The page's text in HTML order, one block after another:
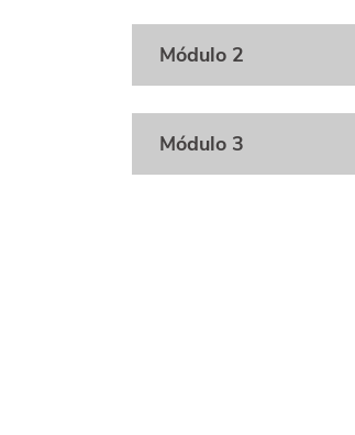
Módulo 2
Módulo 3